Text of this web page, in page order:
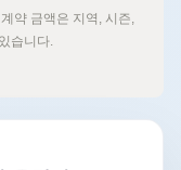
약 금액은 지역, 시즌,
습니다.